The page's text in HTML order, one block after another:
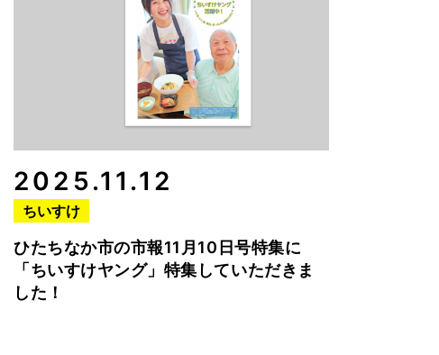
2025.11.12
ちいすけ
ひたちなか市の市報11月10日号特集に
「ちいすけヤング」特集していただきま
した！